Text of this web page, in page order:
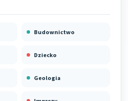
Budownictwo
Dziecko
Geologia